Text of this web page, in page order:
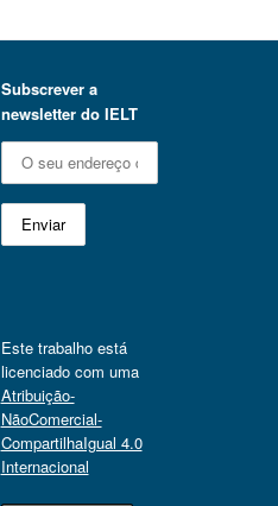
Subscrever a
newsletter do IELT
Este trabalho está
licenciado com uma
Atribuição-
NãoComercial-
CompartilhaIgual 4.0
Internacional